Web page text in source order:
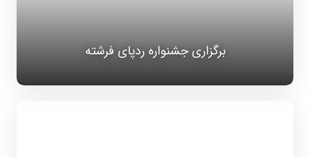
برگزاری جشنواره ردپای فرشته